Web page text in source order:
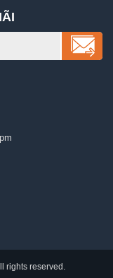
rights reserved.